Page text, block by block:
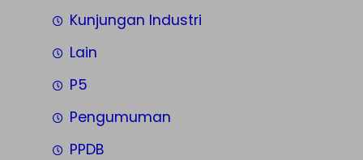
Kunjungan Industri
Lain
P5
Pengumuman
PPDB